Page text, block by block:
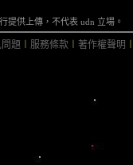
提供上傳，不代表 udn 立場。
題 服務條款 著作權聲明